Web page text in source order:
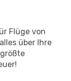
Flüge von
über Ihre